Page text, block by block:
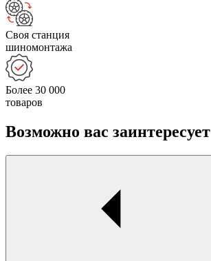
Своя станция
шиномонтажа
Более 30 000
товаров
Возможно вас заинтересует